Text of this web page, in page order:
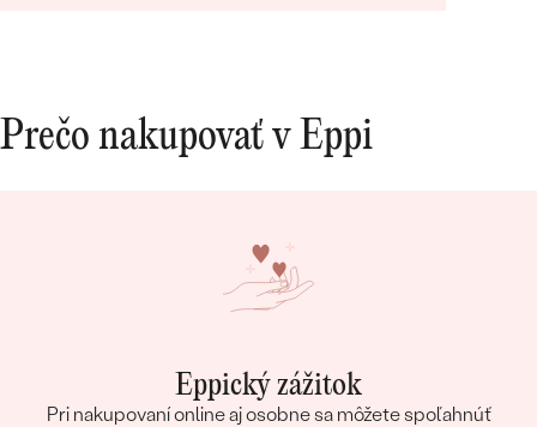
Prečo nakupovať v Eppi
Eppický zážitok
Pri nakupovaní online aj osobne sa môžete spoľahnúť